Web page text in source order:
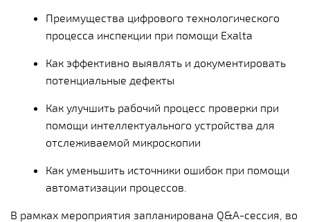
Преимущества цифрового технологического
процесса инспекции при помощи Exalta
Как эффективно выявлять и документировать
потенциальные дефекты
Как улучшить рабочий процесс проверки при
помощи интеллектуального устройства для
отслеживаемой микроскопии
Как уменьшить источники ошибок при помощи
автоматизации процессов.
В рамках мероприятия запланирована Q&A-сессия, во